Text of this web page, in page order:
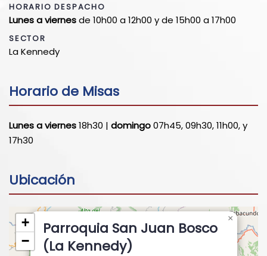
HORARIO DESPACHO
Lunes a viernesde 10h00 a 12h00 y de 15h00 a 17h00
SECTOR
La Kennedy
Horario de Misas
Lunes a viernes18h30 | domingo07h45, 09h30, 11h00, y
17h30
Ubicación
Parroquia San Juan Bosco
(La Kennedy)
×
+
−